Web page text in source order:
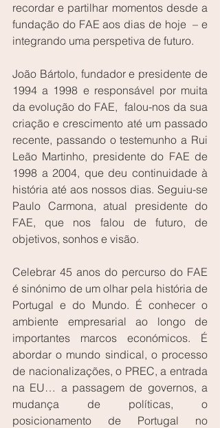
recordar e partilhar momentos desde a
fundação do FAE aos dias de hoje  – e
integrando uma perspetiva de futuro.
João Bártolo, fundador e presidente de
1994 a 1998 e responsável por muita
da evolução do FAE,  falou-nos da sua
criação e crescimento até um passado
recente, passando o testemunho a Rui
Leão Martinho, presidente do FAE de
1998 a 2004, que deu continuidade à
história até aos nossos dias. Seguiu-se
Paulo Carmona, atual presidente do
FAE, que nos falou de futuro, de
objetivos, sonhos e visão.
Celebrar 45 anos do percurso do FAE
é sinónimo de um olhar pela história de
Portugal e do Mundo. É conhecer o
ambiente empresarial ao longo de
importantes marcos económicos. É
abordar o mundo sindical, o processo
de nacionalizações, o PREC, a entrada
na EU… a passagem de governos, a
mudança de políticas, o
posicionamento de Portugal no